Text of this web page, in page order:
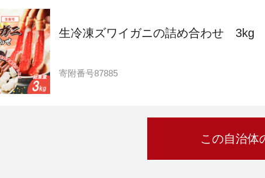
潟県 南魚沼市
山県
大阪府 堺市
生冷凍ズワイガニの詰め合わせ 3kg
寄附番号87885